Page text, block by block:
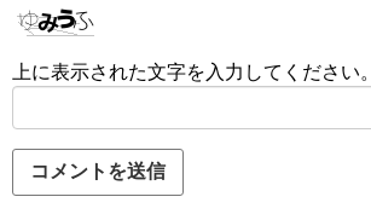
上に表示された文字を入力してください。